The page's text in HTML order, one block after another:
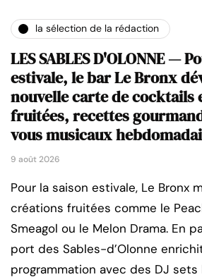
la sélection de la rédaction
LES SABLES D'OLONNE —
estivale, le bar Le Bronx
nouvelle carte de cocktails
fruitées, recettes
vous musicaux
9 août 2026
Pour la saison estivale, Le Bronx
créations fruitées comme le
Smeagol ou le Melon Drama. En
port des Sables-d’Olonne
programmation avec des DJ